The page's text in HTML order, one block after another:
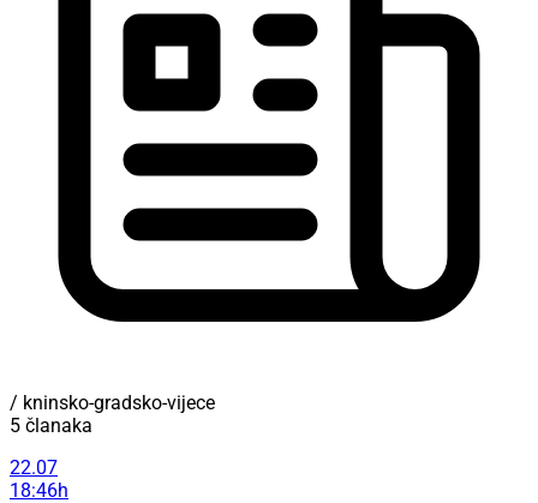
/ kninsko-gradsko-vijece
5 članaka
22.07
18:46h